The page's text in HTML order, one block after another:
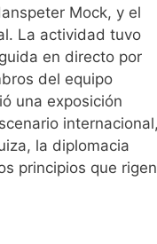
Mock, y el
La actividad tuvo
en directo por
del equipo
una exposición
internacional,
la diplomacia
principios que rigen